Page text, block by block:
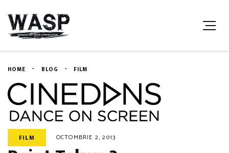
HOME BLOG FILM
FILM OCTOMBRIE 2, 2013